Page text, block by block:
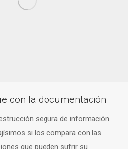
con la documentación
segura de información
si los compara con las
que pueden sufrir su